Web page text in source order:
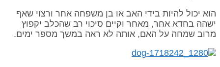
הוא יכול להיות בידי האב או בן משפחה אחר ורצוי שאף
ישהה בחדא אחר, מאחר וקיים סיכוי רב שהכלב יקפוץ
מרוב שמחה על האם, אותה לא ראה במשך מספר ימים.